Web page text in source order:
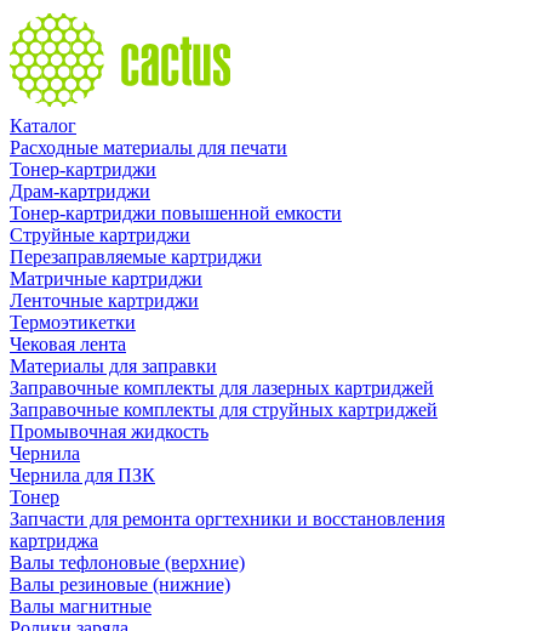
Каталог
Расходные материалы для печати
Тонер-картриджи
Драм-картриджи
Тонер-картриджи повышенной емкости
Струйные картриджи
Перезаправляемые картриджи
Матричные картриджи
Ленточные картриджи
Термоэтикетки
Чековая лента
Материалы для заправки
Заправочные комплекты для лазерных картриджей
Заправочные комплекты для струйных картриджей
Промывочная жидкость
Чернила
Чернила для ПЗК
Тонер
Запчасти для ремонта оргтехники и восстановления
картриджа
Валы тефлоновые (верхние)
Валы резиновые (нижние)
Валы магнитные